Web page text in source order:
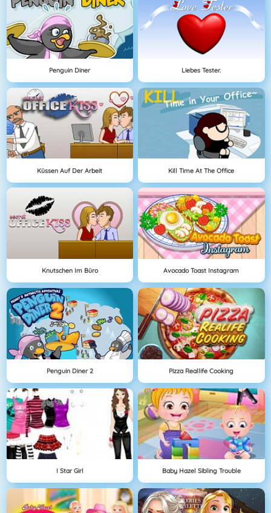
Penguin Diner Liebes Tester.
Küssen Auf Der Arbeit Kill Time At The Office
Knutschen Im Büro Avocado Toast Instagram
Penguin Diner 2 Pizza Reallife Cooking
I Star Girl Baby Hazel Sibling Trouble